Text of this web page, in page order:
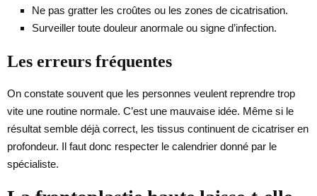
Ne pas gratter les croûtes ou les zones de cicatrisation.
Surveiller toute douleur anormale ou signe d’infection.
Les erreurs fréquentes
On constate souvent que les personnes veulent reprendre trop
vite une routine normale. C’est une mauvaise idée. Même si le
résultat semble déjà correct, les tissus continuent de cicatriser en
profondeur. Il faut donc respecter le calendrier donné par le
spécialiste.